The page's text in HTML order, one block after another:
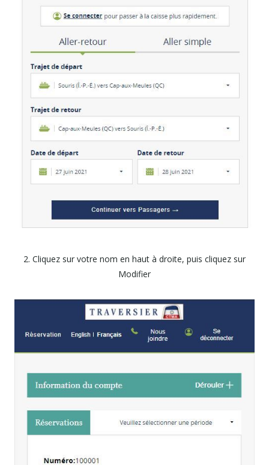
2. Cliquez sur votre nom en haut à droite, puis cliquez sur
Modifier